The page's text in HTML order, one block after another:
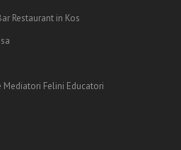
Restaurant in Kos
Mediatori Felini Educatori